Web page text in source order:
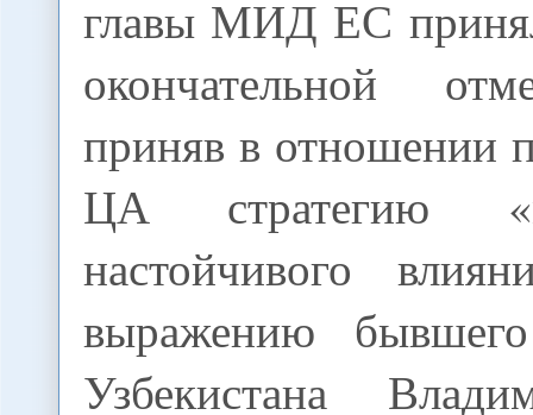
главы МИД ЕС
окончательной
приняв в отношении
ЦА стратегию
настойчивого
выражению
Узбекистана